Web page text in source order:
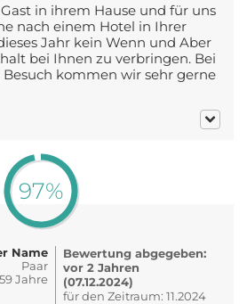
in ihrem Hause und für uns
nach einem Hotel in Ihrer
Jahr kein Wenn und Aber
bei Ihnen zu verbringen. Bei
kommen wir sehr gerne
97%
Name
Paar
Jahre
Bewertung abgegeben:
vor 2 Jahren
(07.12.2024)
für den Zeitraum: 11.2024